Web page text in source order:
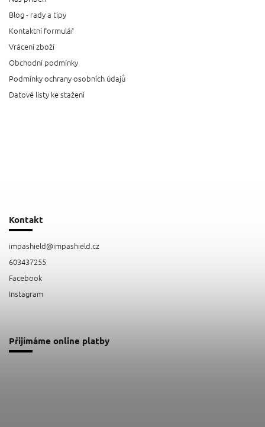
Blog - rady a tipy
Kontaktní formulář
Vrácení zboží
Obchodní podmínky
Podmínky ochrany osobních údajů
Datové listy ke stažení
Kontakt
impashield@impashield.cz
603437255
Facebook
Instagram
Přijímáme online platby